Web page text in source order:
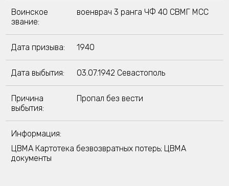
Воинское
звание:
военврач 3 ранга ЧФ 40 СВМГ МСС
Дата призыва: 1940
Дата выбытия: 03.07.1942 Севастополь
Причина
выбытия:
Пропал без вести
Информация:
ЦВМА Картотека безвозвратных потерь; ЦВМА
документы